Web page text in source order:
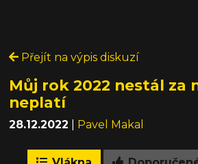
Přejít na výpis diskuzí
Můj rok 2022 nestál za
neplatí
28.12.2022 Pavel Makal